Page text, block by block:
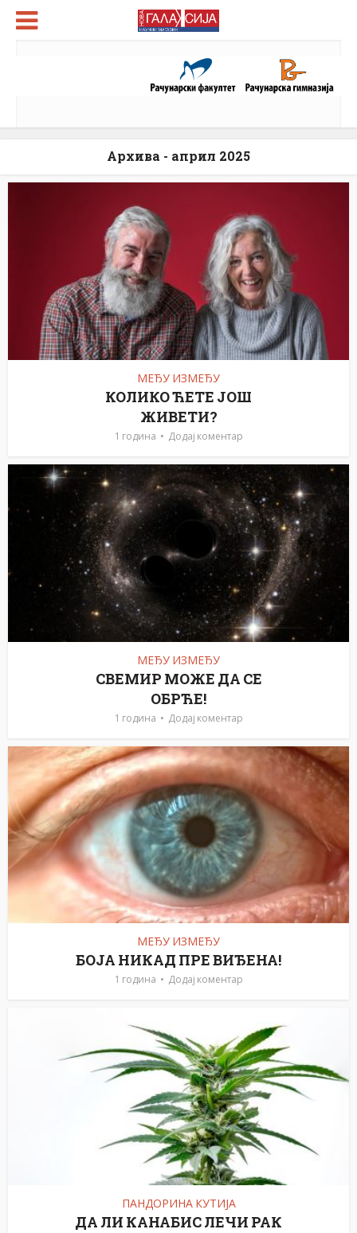
Архива - април 2025
МЕЂУ ИЗМЕЂУ
КОЛИКО ЋЕТЕ ЈОШ
ЖИВЕТИ?
1 година Додај коментар
МЕЂУ ИЗМЕЂУ
СВЕМИР МОЖЕ ДА СЕ
ОБРЋЕ!
1 година Додај коментар
МЕЂУ ИЗМЕЂУ
БОЈА НИКАД ПРЕ ВИЂЕНА!
1 година Додај коментар
ПАНДОРИНА КУТИЈА
ДА ЛИ КАНАБИС ЛЕЧИ РАК